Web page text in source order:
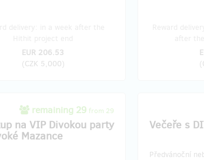
EUR 206.53
(CZK 5,000)
(
remaining 29 from 29
na VIP Divokou party
Mazance
Večeře s
Předvánoční